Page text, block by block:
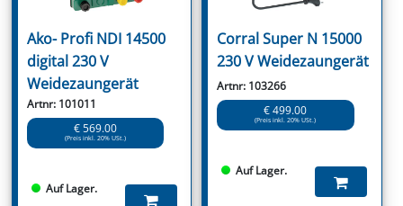
Ako- Profi NDI 14500
digital 230 V
Weidezaungerät
Artnr: 101011
€ 569.00
(Preis inkl. 20% USt.)
Auf Lager.
Corral Super N 15000
230 V Weidezaungerät
Artnr: 103266
€ 499.00
(Preis inkl. 20% USt.)
Auf Lager.